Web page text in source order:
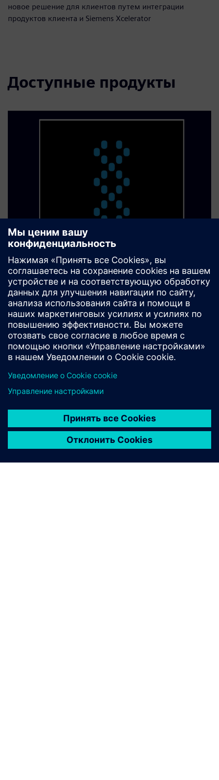
новое решение для клиентов путем интеграции
продуктов клиента и Siemens Xcelerator
Доступные продукты
PARTBOX Eco System
Start a dezentralized production and build a digital
warehouse to print parts where and when needed without
losing your know-how.
Узнайте больше